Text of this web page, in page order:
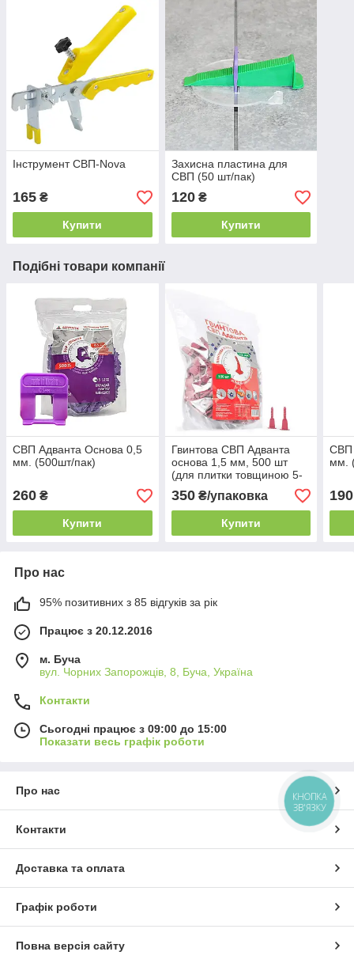
Інструмент СВП-Nova
165 ₴
Купити
Захисна пластина для
СВП (50 шт/пак)
120₴
Купити
Подібні товари компанії
СВП Адванта Основа 0,5
мм. (500шт/пак)
260 ₴
Купити
Гвинтова СВП Адванта
основа 1,5 мм, 500 шт
(для плитки товщиною 5-
350₴/упаковка
Купити
СВП
мм.
190
Про нас
95% позитивних з 85 відгуків за рік
Працює з 20.12.2016
м. Буча
вул. Чорних Запорожців, 8, Буча, Україна
Контакти
Сьогодні працює з 09:00 до 15:00
Показати весь графік роботи
Про нас
Контакти
Доставка та оплата
Графік роботи
Повна версія сайту
КНОПКА
ЗВ'ЯЗКУ